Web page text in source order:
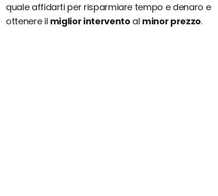
quale affidarti per risparmiare tempo e denaro e
ottenere il miglior intervento al minor prezzo.